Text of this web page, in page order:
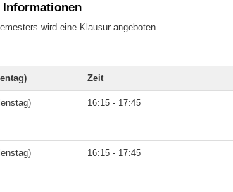
wird eine Klausur angeboten.
Zeit
16:15 - 17:45
16:15 - 17:45